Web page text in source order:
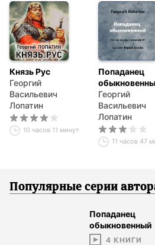
Князь Рус
Георгий
Васильевич
Лопатин
10 часов 11 минут
Попаданец
Георгий
Васильевич
Лопатин
11 часов 47
Популярные серии автор
Попаданец
обыкновенный
4 КНИГИ